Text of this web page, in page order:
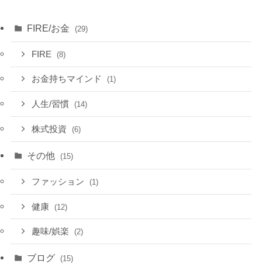
FIRE/お金 (29)
FIRE (8)
お金持ちマインド (1)
人生/習慣 (14)
株式投資 (6)
その他 (15)
ファッション (1)
健康 (12)
趣味/娯楽 (2)
ブログ (15)